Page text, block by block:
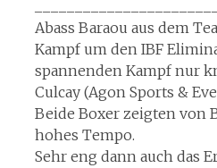
Abass Baraou aus dem
Kampf um den IBF
spannenden Kampf nur
Culcay (Agon Sports &
Beide Boxer zeigten von
hohes Tempo.
Sehr eng dann auch das